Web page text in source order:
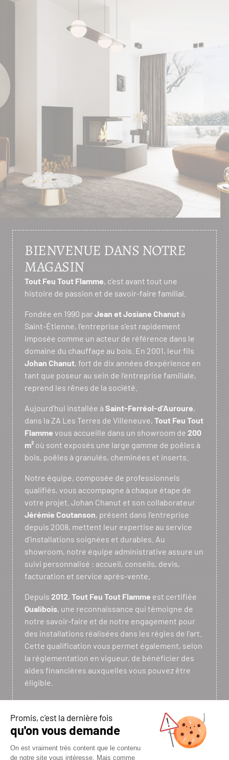
BIENVENUE DANS NOTRE
MAGASIN
Tout Feu Tout Flamme, c’est avant tout une
histoire de passion et de savoir-faire familial.
Fondée en 1990 parJean et Josiane Chanut à
Saint-Étienne, l’entreprise s’est rapidement
imposée comme un acteur de référence dans le
domaine du chauffage au bois. En 2001, leur fils
Johan Chanut, fort de dix années d’expérience en
tant que poseur au sein de l’entreprise familiale,
reprend les rênes de la société.
Aujourd’hui installée à Saint-Ferréol-d’Auroure,
dans la ZA Les Terres de Villeneuve, Tout Feu Tout
Flamme vous accueille dans un showroom de 200
m² où sont exposés une large gamme de poêles à
bois, poêles à granulés, cheminées et inserts.
Notre équipe, composée de professionnels
qualifiés, vous accompagne à chaque étape de
votre projet. Johan Chanut et son collaborateur
Jérémie Coutanson, présent dans l’entreprise
depuis 2008, mettent leur expertise au service
d’installations soignées et durables. Au
showroom, notre équipe administrative assure un
suivi personnalisé : accueil, conseils, devis,
facturation et service après-vente.
Depuis 2012, Tout Feu Tout Flamme est certifiée
Qualibois, une reconnaissance qui témoigne de
notre savoir-faire et de notre engagement pour
des installations réalisées dans les règles de l’art.
Cette qualification vous permet également, selon
la réglementation en vigueur, de bénéficier des
aides financières auxquelles vous pouvez être
éligible.
Parce que chaque projet est unique, nous vous
accompagnons de l’étude à l’installation avec des
conseils personnalisés et un suivi de A à Z.
N’hésitez pas à nous contacter : nous mettons
plus de 35 ans d’expérience au service de votre